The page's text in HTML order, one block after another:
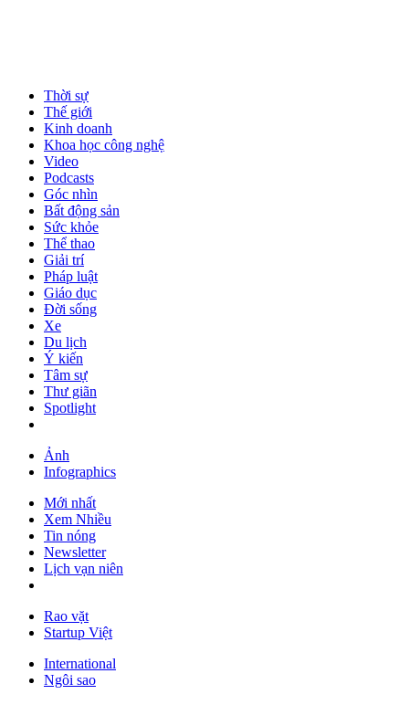
Thời sự
Thế giới
Kinh doanh
Khoa học công nghệ
Video
Podcasts
Góc nhìn
Bất động sản
Sức khỏe
Thể thao
Giải trí
Pháp luật
Giáo dục
Đời sống
Xe
Du lịch
Ý kiến
Tâm sự
Thư giãn
Spotlight
Ảnh
Infographics
Mới nhất
Xem Nhiều
Tin nóng
Newsletter
Lịch vạn niên
Rao vặt
Startup Việt
International
Ngôi sao